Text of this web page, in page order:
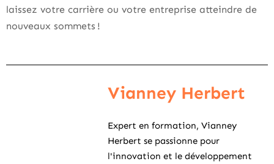
laissez votre carrière ou votre entreprise atteindre de
nouveaux sommets !
Vianney Herbert
Expert en formation, Vianney
Herbert se passionne pour
l'innovation et le développement